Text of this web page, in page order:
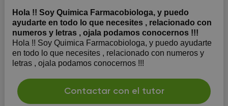
Hola !! Soy Quimica Farmacobiologa, y puedo
ayudarte en todo lo que necesites , relacionado con
numeros y letras , ojala podamos conocernos !!!
Hola !! Soy Quimica Farmacobiologa, y puedo ayudarte
en todo lo que necesites , relacionado con numeros y
letras , ojala podamos conocernos !!!
Contactar con el tutor